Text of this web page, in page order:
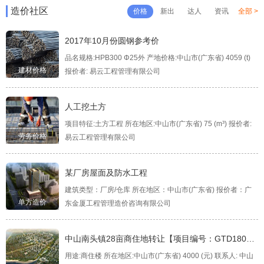
造价社区 价格 新出 达人 资讯 全部 >
建材价格
2017年10月份圆钢参考价
品名规格:HPB300 Φ25外 产地价格:中山市(广东省) 4059 (t)
报价者: 易云工程管理有限公司
劳务价格
人工挖土方
项目特征:土方工程 所在地区:中山市(广东省) 75 (m³) 报价者:
易云工程管理有限公司
单方造价
某厂房屋面及防水工程
建筑类型：厂房/仓库 所在地区：中山市(广东省) 报价者：广
东金厦工程管理造价咨询有限公司
中山南头镇28亩商住地转让【项目编号：GTD18011
0】
用途:商住楼 所在地区:中山市(广东省) 4000 (元) 联系人: 中山